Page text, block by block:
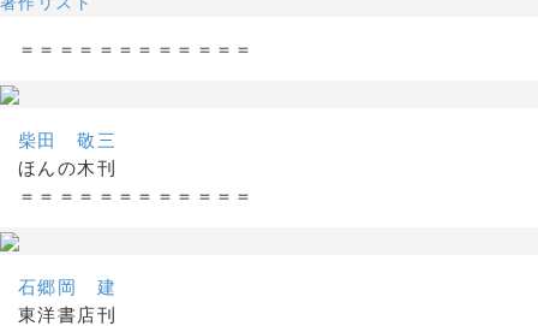
＝＝＝＝＝＝＝＝＝＝＝＝
柴田 敬三
ほんの木刊
＝＝＝＝＝＝＝＝＝＝＝＝
石郷岡 建
東洋書店刊